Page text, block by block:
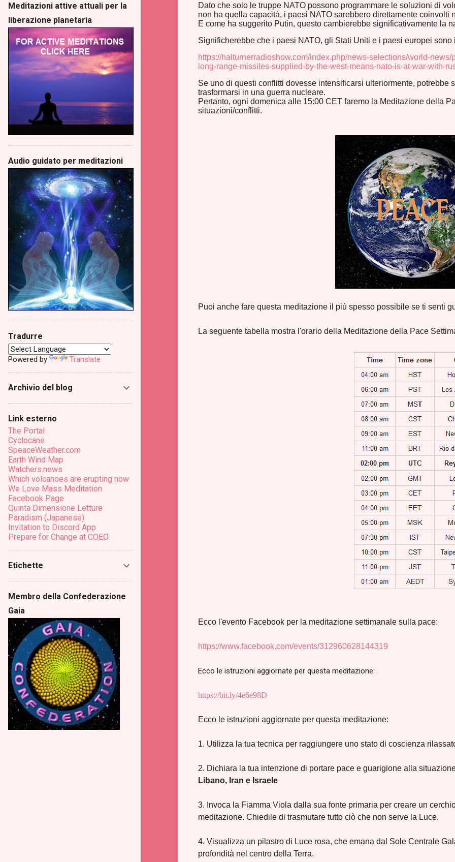
Dato che solo le truppe NATO possono programmare le soluzioni di
non ha quella capacità, i paesi NATO sarebbero direttamente coinvolti
E come ha suggerito Putin, questo cambierebbe significativamente la
Significherebbe che i paesi NATO, gli Stati Uniti e i paesi europei sono
https://halturnerradioshow.com/index.php/news-selections/world-
long-range-missiles-supplied-by-the-west-means-nato-is-at-war-with-
Se uno di questi conflitti dovesse intensificarsi ulteriormente, potrebbe
trasformarsi in una guerra nucleare.
Pertanto, ogni domenica alle 15:00 CET faremo la Meditazione della
situazioni/conflitti.
Puoi anche fare questa meditazione il più spesso possibile se ti senti
La seguente tabella mostra l'orario della Meditazione della Pace
Ecco l'evento Facebook per la meditazione settimanale sulla pace:
https://www.facebook.com/events/312960628144319
Ecco le istruzioni aggiornate per questa meditazione:
https://bit.ly/4e6e98D
Ecco le istruzioni aggiornate per questa meditazione:
1. Utilizza la tua tecnica per raggiungere uno stato di coscienza
2. Dichiara la tua intenzione di portare pace e guarigione alla
Libano, Iran e Israele
3. Invoca la Fiamma Viola dalla sua fonte primaria per creare un
meditazione. Chiedile di trasmutare tutto ciò che non serve la Luce.
4. Visualizza un pilastro di Luce rosa, che emana dal Sole Centrale
profondità nel centro della Terra.
Meditazioni attive attuali per la
liberazione planetaria
Audio guidato per meditazioni
Tradurre
Powered by Translate
Archivio del blog
Link esterno
The Portal
Cyclocane
SpeaceWeather.com
Earth Wind Map
Watchers.news
Which volcanoes are erupting now
We Love Mass Meditation
Facebook Page
Quinta Dimensione Letture
Paradism (Japanese)
Invitation to Discord App
Prepare for Change at COEO
Etichette
Membro della Confederazione
Gaia